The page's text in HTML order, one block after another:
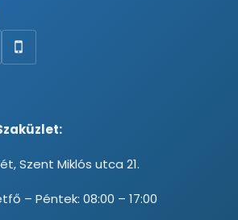
Szent Miklós utca 21.
– Péntek: 08:00 – 17:00